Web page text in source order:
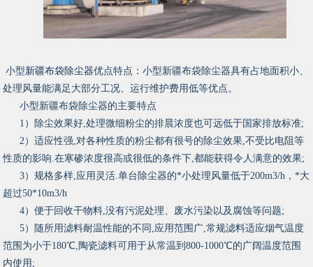
小型新疆布袋除尘器优点特点：小型新疆布袋除尘器具有占地面积小、
处理风量能满足大部分工况、运行维护费用低等优点。
小型新疆布袋除尘器的主要特点
1）除尘效果好,处理微细粉尘的排晨浓度也可远低于国家排放标准;
2）适应性强,对各种性质的粉尘都有很号的除尘效果,不受比电阻等
性质的影响.在寒碜浓度很高或很低的条件下,都能获得令人满意的效果;
3）规格多样,应用灵活.单台除尘器的*小处理风量低于200m3/h，*大
超过50*10m3/h
4）便于回收干物料,没有污泥处理、废水污染以及腐蚀等问题;
5）随所用滤料耐温性能的不同,应用范围广,常规滤料适应烟气温度
范围为小于180℃,陶瓷滤料可用于从常温到800-1000℃的广阔温度范围
内使用;